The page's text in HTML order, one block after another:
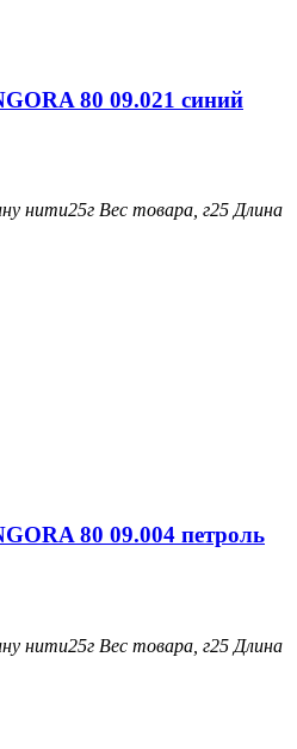
80 09.021 синий
нити25г Вес товара, г25 Длина
80 09.004 петроль
нити25г Вес товара, г25 Длина